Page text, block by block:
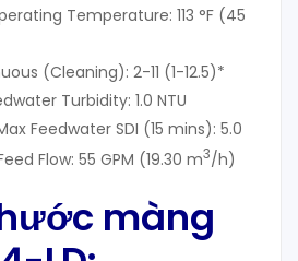
Temperature: 113 °F (45
(Cleaning): 2-11 (1-12.5)*
Turbidity: 1.0 NTU
Feedwater SDI (15 mins): 5.0
Flow: 55 GPM (19.30 m3/h)
màng